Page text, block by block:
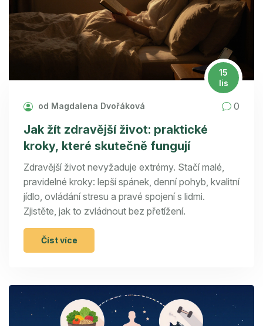
15
lis
od Magdalena Dvořáková 0
Jak žít zdravější život: praktické
kroky, které skutečně fungují
Zdravější život nevyžaduje extrémy. Stačí malé,
pravidelné kroky: lepší spánek, denní pohyb, kvalitní
jídlo, ovládání stresu a pravé spojení s lidmi.
Zjistěte, jak to zvládnout bez přetížení.
Číst více